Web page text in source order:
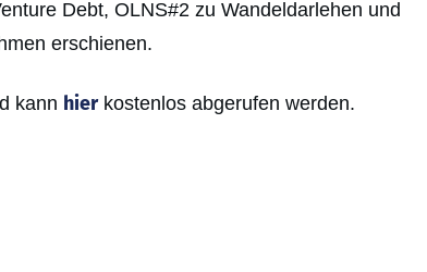
Debt, OLNS#2 zu Wandeldarlehen und
erschienen.
kann hierkostenlos abgerufen werden.